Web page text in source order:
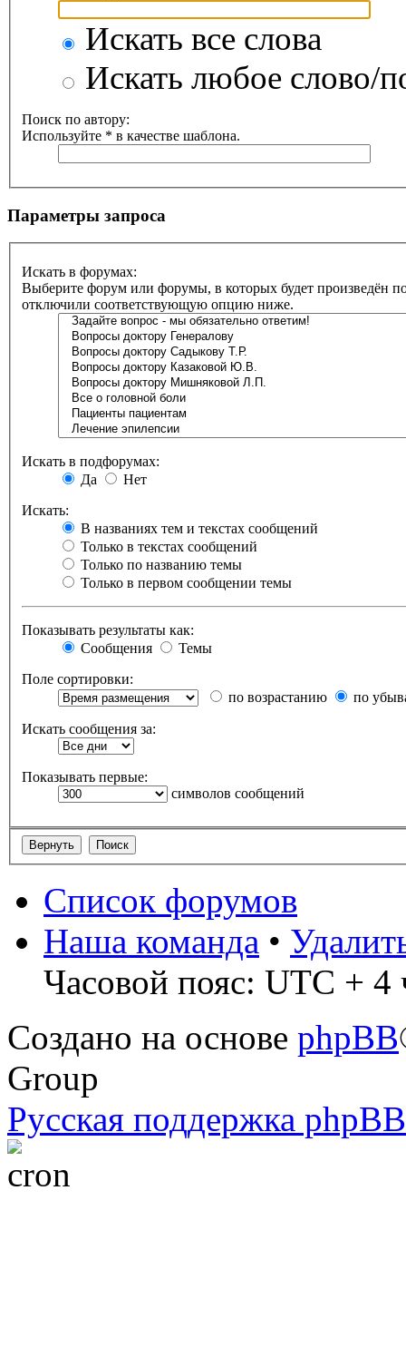
Искать все слова
Искать любое слово/
Поиск по автору:
Используйте * в качестве шаблона.
Параметры запроса
Искать в форумах:
Выберите форум или форумы, в которых будет произведён
отключили соответствующую опцию ниже.
Искать в подфорумах:
Да
Нет
Искать:
В названиях тем и текстах сообщений
Только в текстах сообщений
Только по названию темы
Только в первом сообщении темы
Показывать результаты как:
Сообщения
Темы
Поле сортировки:
по возрастанию
по
Искать сообщения за:
Показывать первые:
символов сообщений
Список форумов
Наша команда •
Часовой пояс: UTC + 4
Создано на основе phpBB
Group
Русская поддержка phpBB